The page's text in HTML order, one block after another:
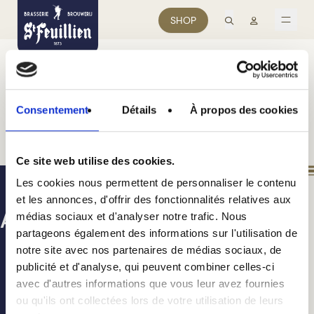
Consentement Détails À propos des cookies
Ce site web utilise des cookies.
Les cookies nous permettent de personnaliser le contenu
et les annonces, d'offrir des fonctionnalités relatives aux
médias sociaux et d'analyser notre trafic. Nous
partageons également des informations sur l'utilisation de
notre site avec nos partenaires de médias sociaux, de
publicité et d'analyse, qui peuvent combiner celles-ci
avec d'autres informations que vous leur avez fournies
ou qu'ils ont collectées lors de votre utilisation de leurs
SHOP recherche
Mon
[woocommerce_cart]
Avez-vous plus de 18 ans ?
Non Oui